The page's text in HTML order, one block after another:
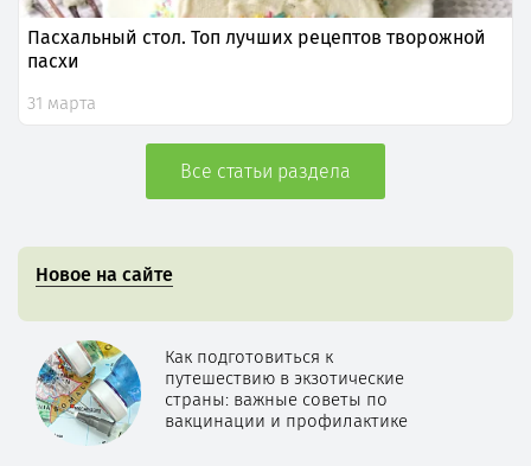
Пасхальный стол. Топ лучших рецептов творожной
пасхи
31 марта
Все статьи раздела
Новое на сайте
Как подготовиться к
путешествию в экзотические
страны: важные советы по
вакцинации и профилактике